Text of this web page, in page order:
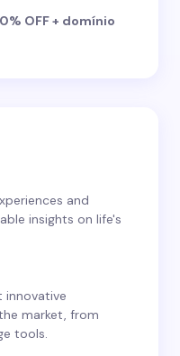
OFF + domínio
and
insights on life's
innovative
market, from
tools.